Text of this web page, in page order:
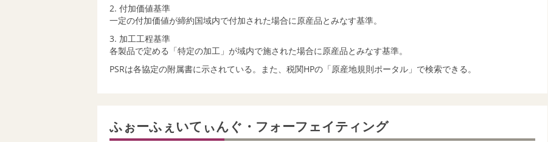
2. 付加価値基準
一定の付加価値が締約国域内で付加された場合に原産品とみなす基準。
3. 加工工程基準
各製品で定める「特定の加工」が域内で施された場合に原産品とみなす基準。
PSRは各協定の附属書に示されている。また、税関HPの「原産地規則ポータル」で検索できる。
ふぉーふぇいてぃんぐ・フォーフェイティング